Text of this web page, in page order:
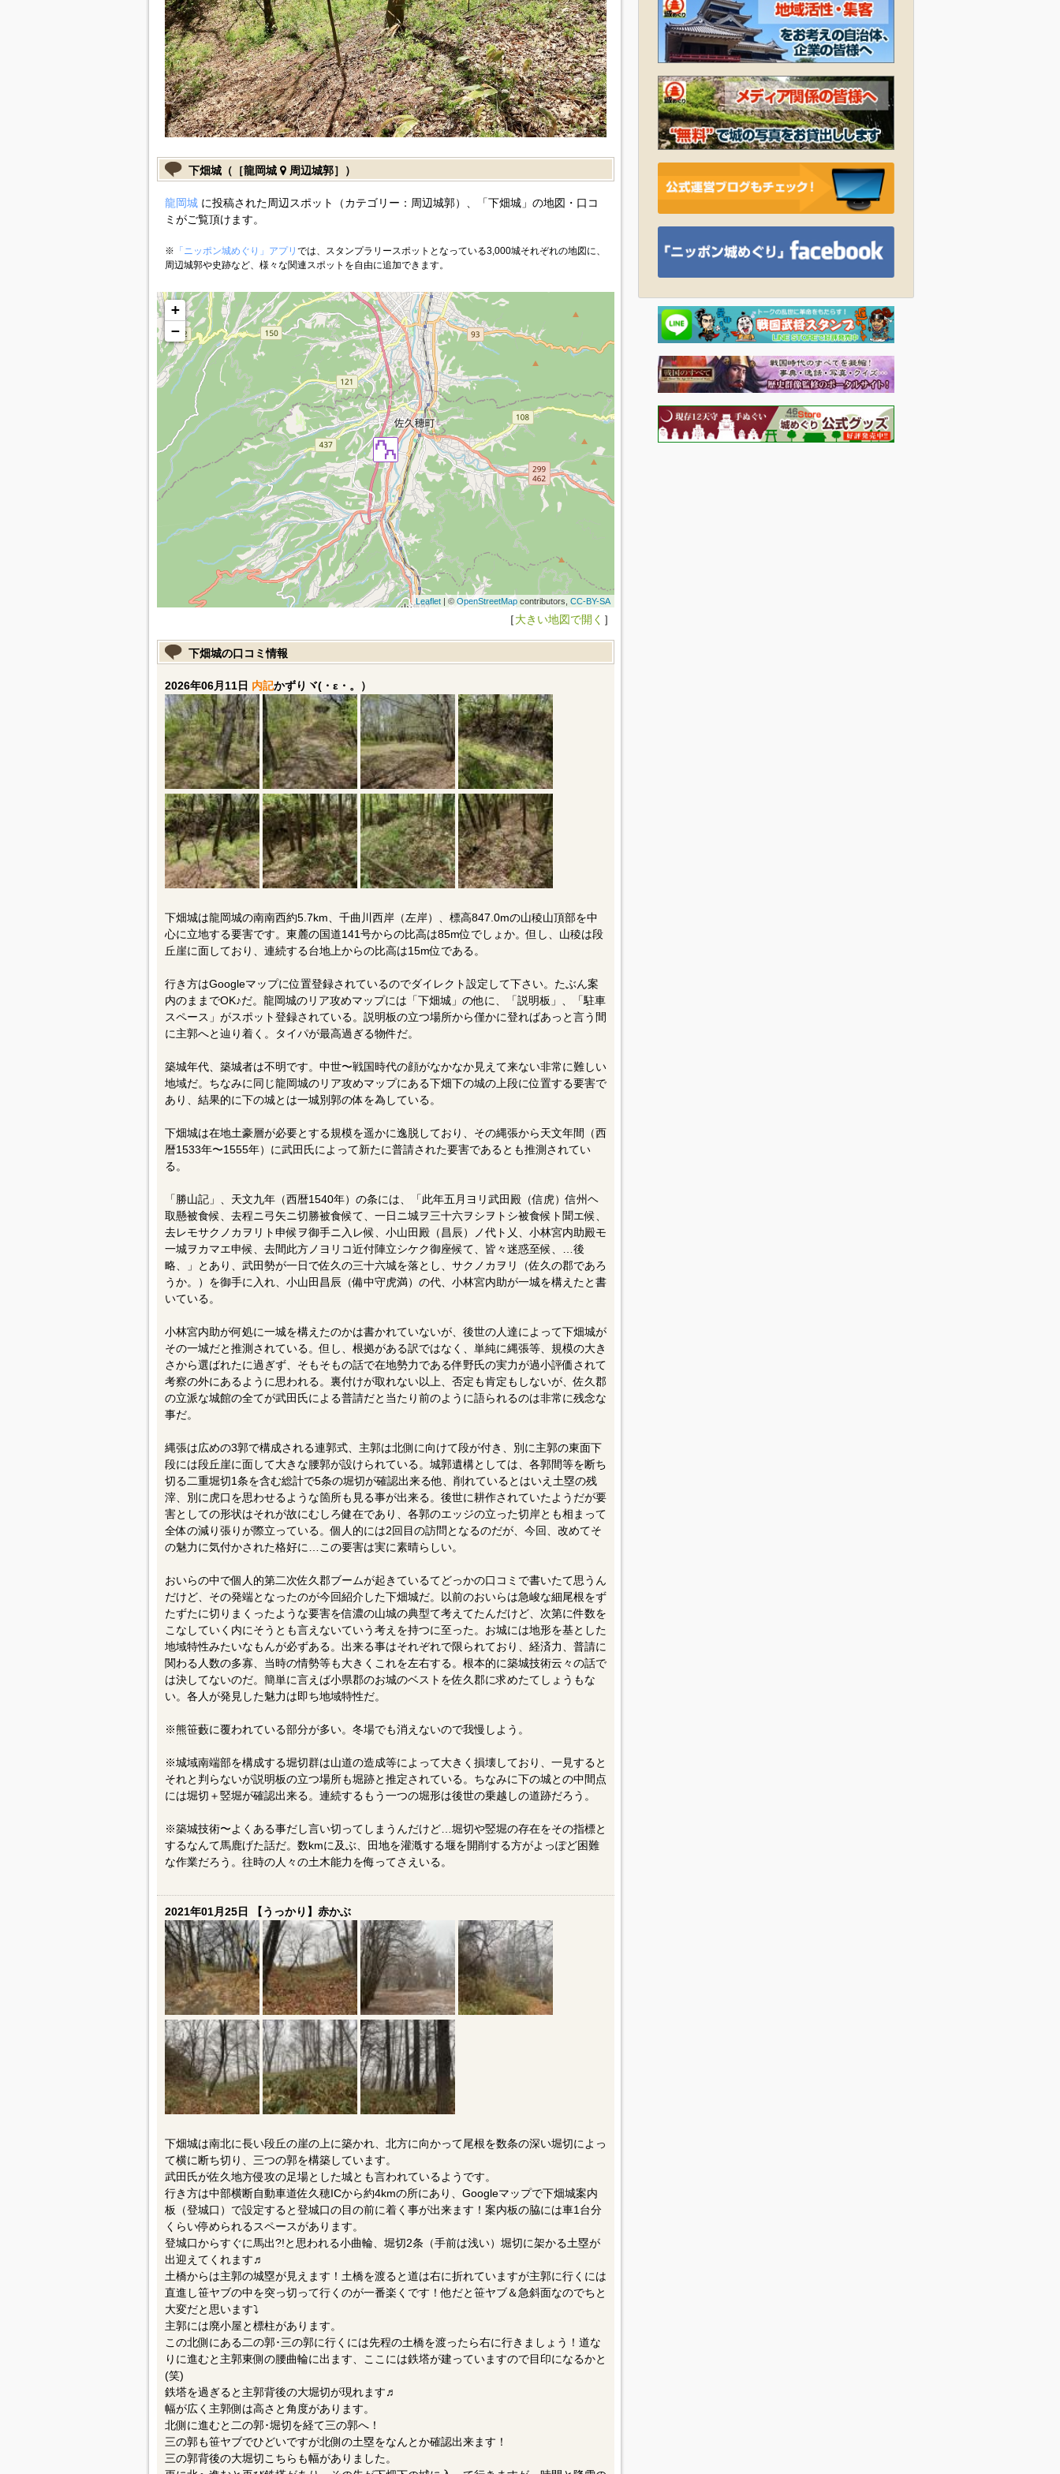
下畑城（［龍岡城 周辺城郭］）
龍岡城に投稿された周辺スポット（カテゴリー：周辺城郭）、「下畑城」の地図・口コ
ミがご覧頂けます。
※ 「ニッポン城めぐり」アプリ では、スタンプラリースポットとなっている3,000城それぞれの地図に、
周辺城郭や史跡など、様々な関連スポットを自由に追加できます。
+
−
Leaflet| © OpenStreetMapcontributors, CC-BY-SA
［大きい地図で開く ］
下畑城の口コミ情報
2026年06月11日 内記かずりヾ(・ε・。）
下畑城は龍岡城の南南西約5.7km、千曲川西岸（左岸）、標高847.0mの山稜山頂部を中
心に立地する要害です。東麓の国道141号からの比高は85m位でしょか。但し、山稜は段
丘崖に面しており、連続する台地上からの比高は15m位である。
行き方はGoogleマップに位置登録されているのでダイレクト設定して下さい。たぶん案
内のままでOK♪だ。龍岡城のリア攻めマップには「下畑城」の他に、「説明板」、「駐車
スペース」がスポット登録されている。説明板の立つ場所から僅かに登ればあっと言う間
に主郭へと辿り着く。タイパが最高過ぎる物件だ。
築城年代、築城者は不明です。中世〜戦国時代の顔がなかなか見えて来ない非常に難しい
地域だ。ちなみに同じ龍岡城のリア攻めマップにある下畑下の城の上段に位置する要害で
あり、結果的に下の城とは一城別郭の体を為している。
下畑城は在地土豪層が必要とする規模を遥かに逸脱しており、その縄張から天文年間（西
暦1533年〜1555年）に武田氏によって新たに普請された要害であるとも推測されてい
る。
「勝山記」、天文九年（西暦1540年）の条には、「此年五月ヨリ武田殿（信虎）信州ヘ
取懸被食候、去程ニ弓矢ニ切勝被食候て、一日ニ城ヲ三十六ヲシヲトシ被食候ト聞エ候、
去レモサクノカヲリト申候ヲ御手ニ入レ候、小山田殿（昌辰）ノ代ト乂、小林宮内助殿モ
一城ヲカマエ申候、去間此方ノヨリコ近付陣立シケク御座候て、皆々迷惑至候、…後
略、」とあり、武田勢が一日で佐久の三十六城を落とし、サクノカヲリ（佐久の郡であろ
うか。）を御手に入れ、小山田昌辰（備中守虎満）の代、小林宮内助が一城を構えたと書
いている。
小林宮内助が何処に一城を構えたのかは書かれていないが、後世の人達によって下畑城が
その一城だと推測されている。但し、根拠がある訳ではなく、単純に縄張等、規模の大き
さから選ばれたに過ぎず、そもそもの話で在地勢力である伴野氏の実力が過小評価されて
考察の外にあるように思われる。裏付けが取れない以上、否定も肯定もしないが、佐久郡
の立派な城館の全てが武田氏による普請だと当たり前のように語られるのは非常に残念な
事だ。
縄張は広めの3郭で構成される連郭式、主郭は北側に向けて段が付き、別に主郭の東面下
段には段丘崖に面して大きな腰郭が設けられている。城郭遺構としては、各郭間等を断ち
切る二重堀切1条を含む総計で5条の堀切が確認出来る他、削れているとはいえ土塁の残
滓、別に虎口を思わせるような箇所も見る事が出来る。後世に耕作されていたようだが要
害としての形状はそれが故にむしろ健在であり、各郭のエッジの立った切岸とも相まって
全体の減り張りが際立っている。個人的には2回目の訪問となるのだが、今回、改めてそ
の魅力に気付かされた格好に…この要害は実に素晴らしい。
おいらの中で個人的第二次佐久郡ブームが起きているてどっかの口コミで書いたて思うん
だけど、その発端となったのが今回紹介した下畑城だ。以前のおいらは急峻な細尾根をず
たずたに切りまくったような要害を信濃の山城の典型て考えてたんだけど、次第に件数を
こなしていく内にそうとも言えないていう考えを持つに至った。お城には地形を基とした
地域特性みたいなもんが必ずある。出来る事はそれぞれで限られており、経済力、普請に
関わる人数の多寡、当時の情勢等も大きくこれを左右する。根本的に築城技術云々の話で
は決してないのだ。簡単に言えば小県郡のお城のベストを佐久郡に求めたてしょうもな
い。各人が発見した魅力は即ち地域特性だ。
※熊笹藪に覆われている部分が多い。冬場でも消えないので我慢しよう。
※城域南端部を構成する堀切群は山道の造成等によって大きく損壊しており、一見すると
それと判らないが説明板の立つ場所も堀跡と推定されている。ちなみに下の城との中間点
には堀切＋竪堀が確認出来る。連続するもう一つの堀形は後世の乗越しの道跡だろう。
※築城技術〜よくある事だし言い切ってしまうんだけど…堀切や竪堀の存在をその指標と
するなんて馬鹿げた話だ。数kmに及ぶ、田地を灌漑する堰を開削する方がよっぽど困難
な作業だろう。往時の人々の土木能力を侮ってさえいる。
2021年01月25日 【うっかり】赤かぶ
下畑城は南北に長い段丘の崖の上に築かれ、北方に向かって尾根を数条の深い堀切によっ
て横に断ち切り、三つの郭を構築しています。
武田氏が佐久地方侵攻の足場とした城とも言われているようです。
行き方は中部横断自動車道佐久穂ICから約4kmの所にあり、Googleマップで下畑城案内
板（登城口）で設定すると登城口の目の前に着く事が出来ます！案内板の脇には車1台分
くらい停められるスペースがあります。
登城口からすぐに馬出?!と思われる小曲輪、堀切2条（手前は浅い）堀切に架かる土塁が
出迎えてくれます♬︎
土橋からは主郭の城塁が見えます！土橋を渡ると道は右に折れていますが主郭に行くには
直進し笹ヤブの中を突っ切って行くのが一番楽くです！他だと笹ヤブ＆急斜面なのでちと
大変だと思います⤵︎
主郭には廃小屋と標柱があります。
この北側にある二の郭･三の郭に行くには先程の土橋を渡ったら右に行きましょう！道な
りに進むと主郭東側の腰曲輪に出ます、ここには鉄塔が建っていますので目印になるかと
(笑)
鉄塔を過ぎると主郭背後の大堀切が現れます♬︎
幅が広く主郭側は高さと角度があります。
北側に進むと二の郭･堀切を経て三の郭へ！
三の郭も笹ヤブでひどいですが北側の土塁をなんとか確認出来ます！
三の郭背後の大堀切こちらも幅がありました。